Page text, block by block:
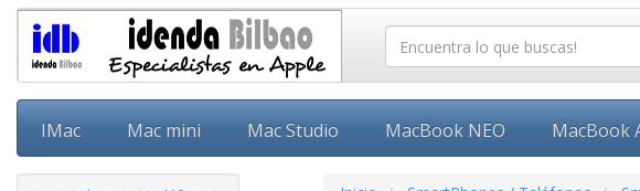
IMac Mac mini Mac Studio MacBook NEO MacBook